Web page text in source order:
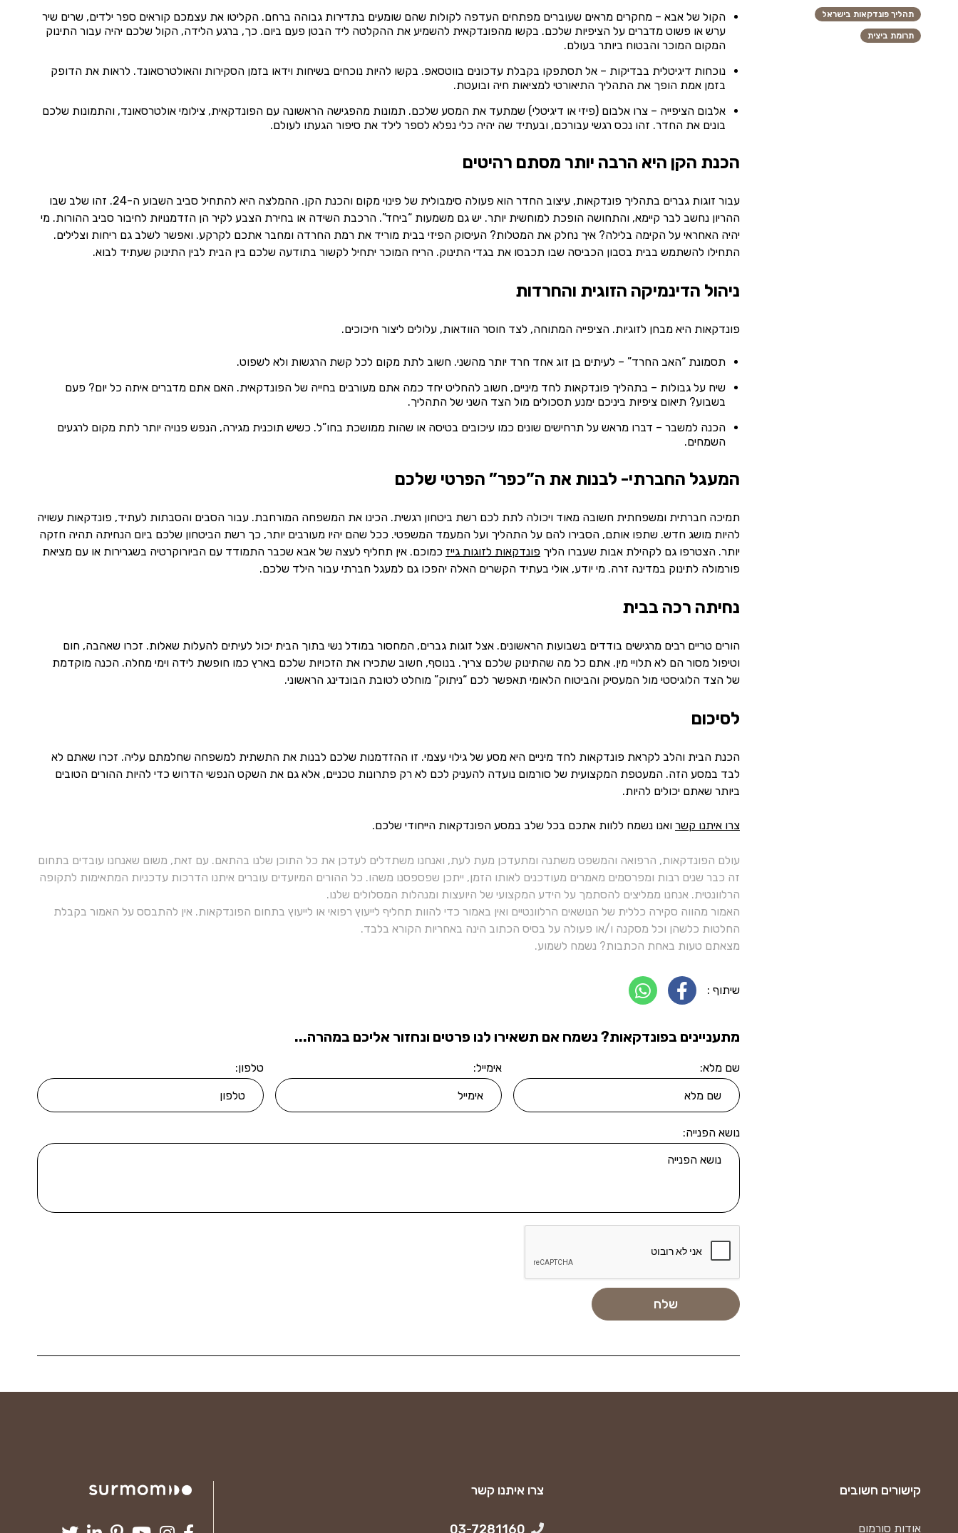
הקול של אבא – מחקרים מראים שעוברים מפתחים העדפה לקולות שהם שומעים בתדירות גבוהה ברחם. הקליטו את עצמכם קוראים ספר ילדים, שרים שיר
ערש או פשוט מדברים על הציפיות שלכם. בקשו מהפונדקאית להשמיע את ההקלטה ליד הבטן פעם ביום. כך, ברגע הלידה, הקול שלכם יהיה עבור התינוק
המקום המוכר והבטוח ביותר בעולם.
נוכחות דיגיטלית בבדיקות – אל תסתפקו בקבלת עדכונים בווטסאפ. בקשו להיות נוכחים בשיחות וידאו בזמן הסקירות והאולטרסאונד. לראות את הדופק
בזמן אמת הופך את התהליך התיאורטי למציאות חיה ובועטת.
אלבום הציפייה – צרו אלבום (פיזי או דיגיטלי) שמתעד את המסע שלכם. תמונות מהפגישה הראשונה עם הפונדקאית, צילומי אולטרסאונד, והתמונות שלכם
בונים את החדר. זהו נכס רגשי עבורכם, ובעתיד שה יהיה כלי נפלא לספר לילד את סיפור הגעתו לעולם.
הכנת הקן היא הרבה יותר מסתם רהיטים
עבור זוגות גברים בתהליך פונדקאות, עיצוב החדר הוא פעולה סימבולית של פינוי מקום והכנת הקן. ההמלצה היא להתחיל סביב השבוע ה-24. זהו שלב שבו
ההריון נחשב לבר קיימא, והתחושה הופכת למוחשית יותר. יש גם משמעות “ביחד”. הרכבת השידה או בחירת הצבע לקיר הן הזדמנויות לחיבור סביב ההורות. מי
יהיה האחראי על הקימה בלילה? איך נחלק את המטלות? העיסוק הפיזי בבית מוריד את רמת החרדה ומחבר אתכם לקרקע. ואפשר לשלב גם ריחות וצלילים.
התחילו להשתמש בבית בסבון הכביסה שבו תכבסו את בגדי התינוק. הריח המוכר יתחיל לקשור בתודעה שלכם בין הבית לבין התינוק שעתיד לבוא.
ניהול הדינמיקה הזוגית והחרדות
פונדקאות היא מבחן לזוגיות. הציפייה המתוחה, לצד חוסר הוודאות, עלולים ליצור חיכוכים.
תסמונת “האב החרד” – לעיתים בן זוג אחד חרד יותר מהשני. חשוב לתת מקום לכל קשת הרגשות ולא לשפוט.
שיח על גבולות – בתהליך פונדקאות לחד מיניים, חשוב להחליט יחד כמה אתם מעורבים בחייה של הפונדקאית. האם אתם מדברים איתה כל יום? פעם
בשבוע? תיאום ציפיות ביניכם ימנע תסכולים מול הצד השני של התהליך.
הכנה למשבר – דברו מראש על תרחישים שונים כמו עיכובים בטיסה או שהות ממושכת בחו”ל. כשיש תוכנית מגירה, הנפש פנויה יותר לתת מקום לרגעים
השמחים.
המעגל החברתי- לבנות את ה”כפר” הפרטי שלכם
תמיכה חברתית ומשפחתית חשובה מאוד ויכולה לתת לכם רשת ביטחון רגשית. הכינו את המשפחה המורחבת. עבור הסבים והסבתות לעתיד, פונדקאות עשויה
להיות מושג חדש. שתפו אותם, הסבירו להם על התהליך ועל המעמד המשפטי. ככל שהם יהיו מעורבים יותר, כך רשת הביטחון שלכם ביום הנחיתה תהיה חזקה
יותר. הצטרפו גם לקהילת אבות שעברו הליך פונדקאות לזוגות גייז כמוכם. אין תחליף לעצה של אבא שכבר התמודד עם הביורוקרטיה בשגרירות או עם מציאת
פורמולה לתינוק במדינה זרה. מי יודע, אולי בעתיד הקשרים האלה יהפכו גם למעגל חברתי עבור הילד שלכם.
נחיתה רכה בבית
הורים טריים רבים מרגישים בודדים בשבועות הראשונים. אצל זוגות גברים, המחסור במודל נשי בתוך הבית יכול לעיתים להעלות שאלות. זכרו שאהבה, חום
וטיפול מסור הם לא תלויי מין. אתם כל מה שהתינוק שלכם צריך. בנוסף, חשוב שתכירו את הזכויות שלכם בארץ כמו חופשת לידה וימי מחלה. הכנה מוקדמת
של הצד הלוגיסטי מול המעסיק והביטוח הלאומי תאפשר לכם “ניתוק” מוחלט לטובת הבונדינג הראשוני.
לסיכום
הכנת הבית והלב לקראת פונדקאות לחד מיניים היא מסע של גילוי עצמי. זו ההזדמנות שלכם לבנות את התשתית למשפחה שחלמתם עליה. זכרו שאתם לא
לבד במסע הזה. המעטפת המקצועית של סורמום נועדה להעניק לכם לא רק פתרונות טכניים, אלא גם את השקט הנפשי הדרוש כדי להיות ההורים הטובים
ביותר שאתם יכולים להיות.
צרו איתנו קשר ואנו נשמח ללוות אתכם בכל שלב במסע הפונדקאות הייחודי שלכם.
עולם הפונדקאות, הרפואה והמשפט משתנה ומתעדכן מעת לעת, ואנחנו משתדלים לעדכן את כל התוכן שלנו בהתאם. עם זאת, משום שאנחנו עובדים בתחום
זה כבר שנים רבות ומפרסמים מאמרים מעודכנים לאותו הזמן, ייתכן שפספסנו משהו. כל ההורים המיועדים עוברים איתנו הדרכות עדכניות המתאימות לתקופה
הרלוונטית. אנחנו ממליצים להסתמך על הידע המקצועי של היועצות ומנהלות המסלולים שלנו.
האמור מהווה סקירה כללית של הנושאים הרלוונטיים ואין באמור כדי להוות תחליף לייעוץ רפואי או לייעוץ בתחום הפונדקאות. אין להתבסס על האמור בקבלת
החלטות כלשהן וכל מסקנה ו/או פעולה על בסיס הכתוב הינה באחריות הקורא בלבד.
מצאתם טעות באחת הכתבות? נשמח לשמוע.
שיתוף :
מתעניינים בפונדקאות? נשמח אם תשאירו לנו פרטים ונחזור אליכם במהרה...
שם מלא: אימייל: טלפון:
נושא הפנייה:
תהליך פונדקאות בישראל
תרומת ביצית
צרו איתנו קשר קישורים חשובים
אודות סורמום